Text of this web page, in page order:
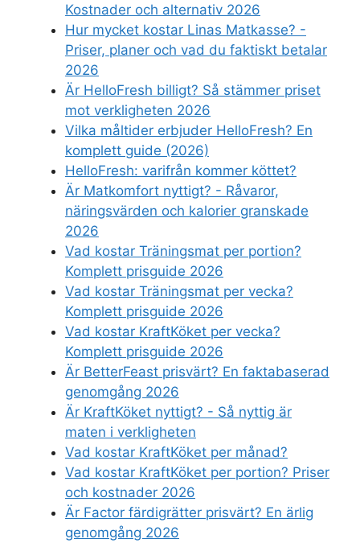
Kostnader och alternativ 2026
Hur mycket kostar Linas Matkasse? -
Priser, planer och vad du faktiskt betalar
2026
Är HelloFresh billigt? Så stämmer priset
mot verkligheten 2026
Vilka måltider erbjuder HelloFresh? En
komplett guide (2026)
HelloFresh: varifrån kommer köttet?
Är Matkomfort nyttigt? - Råvaror,
näringsvärden och kalorier granskade
2026
Vad kostar Träningsmat per portion?
Komplett prisguide 2026
Vad kostar Träningsmat per vecka?
Komplett prisguide 2026
Vad kostar KraftKöket per vecka?
Komplett prisguide 2026
Är BetterFeast prisvärt? En faktabaserad
genomgång 2026
Är KraftKöket nyttigt? - Så nyttig är
maten i verkligheten
Vad kostar KraftKöket per månad?
Vad kostar KraftKöket per portion? Priser
och kostnader 2026
Är Factor färdigrätter prisvärt? En ärlig
genomgång 2026